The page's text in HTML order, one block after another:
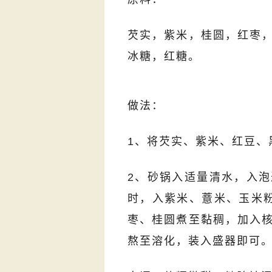
芡实，紫米，桂圆，红枣
冰糖，红糖。
做法：
1、将芡实、紫米、红豆
2、砂锅入适量清水，入
时，入紫米、薏米、玉米
枣、桂圆煮至黏稠，加入
熬至溶化，装入盛器即可